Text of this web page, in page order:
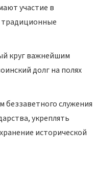
участие в
традиционные
круг важнейшим
долг на полях
служения
укреплять
исторической